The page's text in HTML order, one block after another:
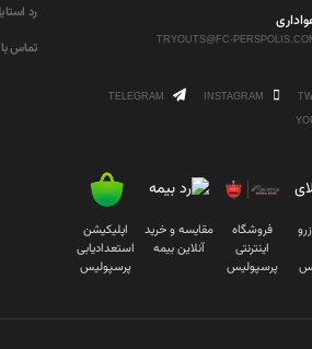
TRYOUTS@FC-
فروشگاه
اینترنتی
پرسپولیس
مقایسه و خرید
آنلاین بیمه
اپلیکیشن
استعدادیابی
پرسپولیس
رد
تماس با